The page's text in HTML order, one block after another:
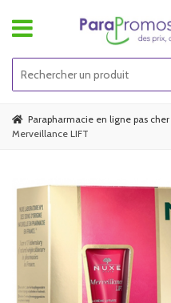
Parapharmacie en ligne pas cher
Merveillance LIFT